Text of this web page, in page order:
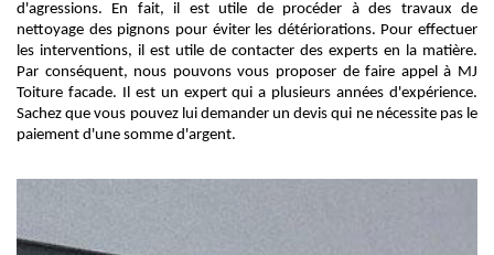
d'agressions. En fait, il est utile de procéder à des travaux de
nettoyage des pignons pour éviter les détériorations. Pour effectuer
les interventions, il est utile de contacter des experts en la matière.
Par conséquent, nous pouvons vous proposer de faire appel à MJ
Toiture facade. Il est un expert qui a plusieurs années d'expérience.
Sachez que vous pouvez lui demander un devis qui ne nécessite pas le
paiement d'une somme d'argent.